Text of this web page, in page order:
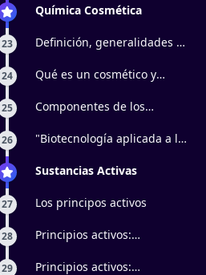
Química Cosmética
23
Definición, generalidades e
24
Qué es un cosmético y
clasificaciones
25
Componentes de los
26
"Biotecnología aplicada a la
péptidos biomiméticos y
Sustancias Activas
27 Los principos activos
28
Principios activos:
29
Principios activos: